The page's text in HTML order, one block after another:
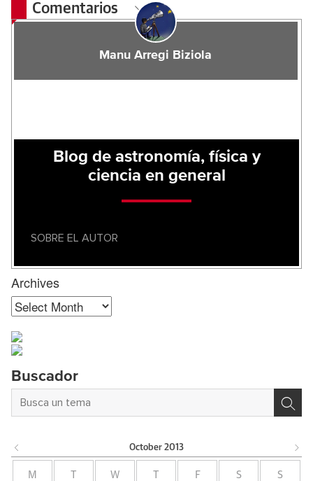
Comentarios
Manu Arregi Biziola
Blog de astronomía, física y
ciencia en general
SOBRE EL AUTOR
Archives
Archives
Buscador
October 2013
M T W T F S S